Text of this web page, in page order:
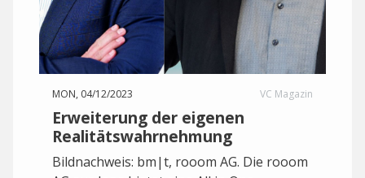
MON, 04/12/2023 VC Magazin
Erweiterung der eigenen
Realitätswahrnehmung
Bildnachweis: bm|t, rooom AG. Die rooom